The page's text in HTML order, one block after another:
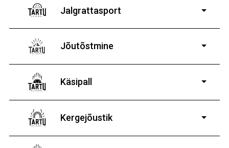
Jalgrattasport
vanematele poistele ja tüdrukutele
Jõutõstmine
poistele ja tüdrukutele
Käsipall
Kergejõustik